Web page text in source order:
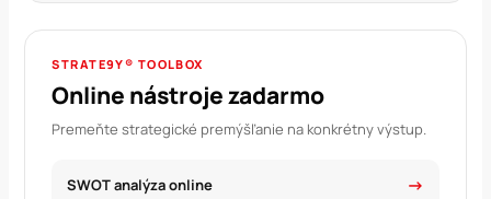
STRATE9Y® TOOLBOX
Online nástroje zadarmo
Premeňte strategické premýšľanie na konkrétny výstup.
SWOT analýza online